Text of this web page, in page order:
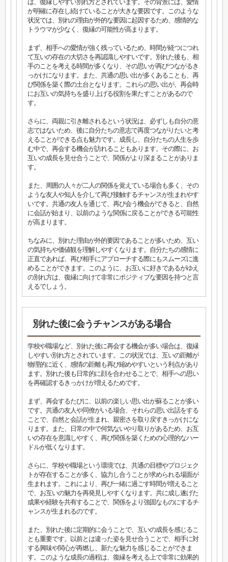
は、復縁しやすい別れ方とされています。その背景には、愛情
が明確に存在し続けていることが大きな要因です。このような
状況では、別れの理由が外的な要因に起因するため、感情的な
トラウマが少なく、復縁の可能性が高まります。
まず、相手への愛情が強く残っているため、時間が経つにつれ
て互いの存在の大切さを再認識しやすいです。別れた後も、相
手のことを考える時間が多くなり、その思いが再びつながるき
っかけになります。また、共通の思い出が多くあることも、再
び関係を築く際の土台となります。これらの思い出が、再会時
にお互いの気持ちを盛り上げる役割を果たすことがあるので
す。
さらに、両親に引き離されるという状況は、必ずしも自分の意
志ではないため、後に自分たちの意志で再度つながりたいと考
えることができる点も魅力です。成長し、自分たちの人生を歩
む中で、再会する機会が訪れることもあります。その際に、お
互いの成長を見せ合うことで、関係がより深まることがありま
す。
また、周囲の人々が二人の関係を覚えている場合も多く、その
ような友人や知人を介して再び接触するチャンスが生まれやす
いです。共通の友人を通じて、再び会う機会ができると、自然
に会話が始まり、以前のような関係に戻ることができる可能性
が高まります。
ちなみに、別れた理由が外的要因であることが多いため、互い
の気持ちや価値観を理解しやすくなります。自分たちの感情に
正直であれば、再び相手にアプローチする際にもスムーズに進
めることができます。このように、お互いに好きであるがゆえ
の別れ方は、復縁に向けて非常にポジティブな要因を持つと言
えるでしょう。
別れた後に会うチャンスがある場合
学校や職場など、別れた後に再会する機会が多い場合は、復縁
しやすい別れ方とされています。この状況では、互いの距離が
物理的に近く、感情の距離も再び縮めやすいという利点があり
ます。別れた後も日常的に顔を合わせることで、相手への思い
を再確認するきっかけが増えるためです。
まず、再会するたびに、以前の楽しい思い出が蘇ることが多い
です。共通の友人や同僚がいる場合、それらの思い出話をする
ことで、自然と会話が生まれ、親密さを取り戻すきっかけにな
ります。また、日常の中で何気ないやり取りがあるため、お互
いの存在を意識しやすく、再び関係を築くための心理的なハー
ドルが低くなります。
さらに、学校や職場という環境では、共通の目標やプロジェク
トが存在することが多く、協力し合うことが求められる場面が
生まれます。これにより、再び一緒に過ごす時間が増えること
で、お互いの魅力を再発見しやすくなります。共に成し遂げた
成果や経験を共有することで、関係をより強固なものにするチ
ャンスが生まれるのです。
また、別れた後に定期的に会うことで、互いの成長を感じるこ
とも重要です。以前とは違った姿を見せ合うことで、相手に対
する興味や関心が再燃し、新たな魅力を感じることができま
す。このような成長の過程は、復縁を考える上で非常に効果的